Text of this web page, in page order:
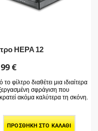
HEPA 12
€
το φίλτρο διαθέτει μια ιδιαίτερα
σφράγιση που
ακόμα καλύτερα τη σκόνη.
ΠΡΟΣΘΉΚΗ ΣΤΟ ΚΑΛΆΘΙ